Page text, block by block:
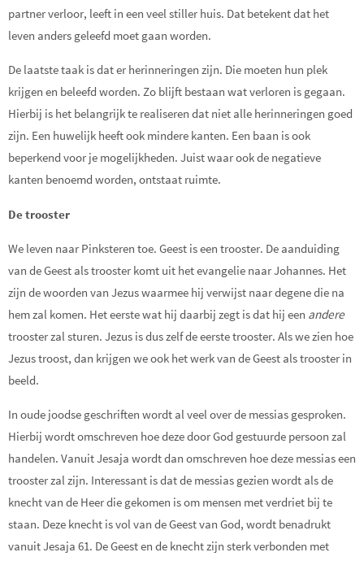
partner verloor, leeft in een veel stiller huis. Dat betekent dat het
leven anders geleefd moet gaan worden.
De laatste taak is dat er herinneringen zijn. Die moeten hun plek
krijgen en beleefd worden. Zo blijft bestaan wat verloren is gegaan.
Hierbij is het belangrijk te realiseren dat niet alle herinneringen goed
zijn. Een huwelijk heeft ook mindere kanten. Een baan is ook
beperkend voor je mogelijkheden. Juist waar ook de negatieve
kanten benoemd worden, ontstaat ruimte.
De trooster
We leven naar Pinksteren toe. Geest is een trooster. De aanduiding
van de Geest als trooster komt uit het evangelie naar Johannes. Het
zijn de woorden van Jezus waarmee hij verwijst naar degene die na
hem zal komen. Het eerste wat hij daarbij zegt is dat hij een andere
trooster zal sturen. Jezus is dus zelf de eerste trooster. Als we zien hoe
Jezus troost, dan krijgen we ook het werk van de Geest als trooster in
beeld.
In oude joodse geschriften wordt al veel over de messias gesproken.
Hierbij wordt omschreven hoe deze door God gestuurde persoon zal
handelen. Vanuit Jesaja wordt dan omschreven hoe deze messias een
trooster zal zijn. Interessant is dat de messias gezien wordt als de
knecht van de Heer die gekomen is om mensen met verdriet bij te
staan. Deze knecht is vol van de Geest van God, wordt benadrukt
vanuit Jesaja 61. De Geest en de knecht zijn sterk verbonden met